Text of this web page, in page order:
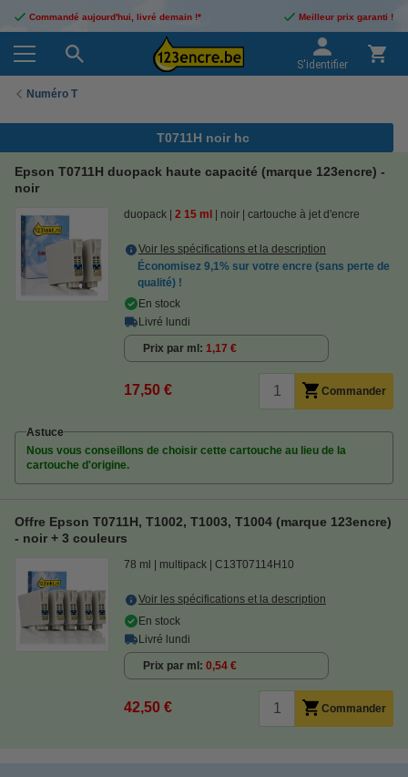
Commandé aujourd'hui, livré demain !* Meilleur prix garanti !
S'identifier
Numéro T
T0711H noir hc
Epson T0711H duopack haute capacité (marque 123encre) -
noir
duopack 2 15 ml noir cartouche à jet d'encre
Voir les spécifications et la description
Économisez 9,1% sur votre encre (sans perte de
qualité) !
En stock
Livré lundi
Prix par ml 1,17 €
17,50 € Commander
Astuce
Nous vous conseillons de choisir cette cartouche au lieu de la
cartouche d'origine.
Offre Epson T0711H, T1002, T1003, T1004 (marque 123encre)
- noir + 3 couleurs
78 ml multipack C13T07114H10
Voir les spécifications et la description
En stock
Livré lundi
Prix par ml 0,54 €
42,50 € Commander